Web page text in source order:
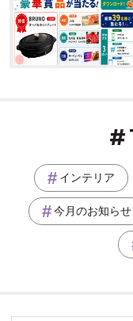
インテリア
今月のお知らせ